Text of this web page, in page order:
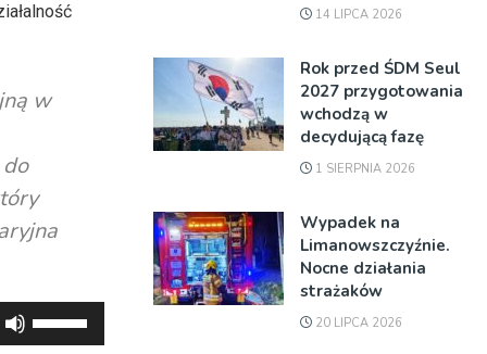
w
strzałek
14 LIPCA 2026
Rok przed ŚDM Seul
2027 przygotowania
wchodzą w
decydującą fazę
1 SIERPNIA 2026
Wypadek na
Limanowszczyźnie.
Nocne działania
strażaków
20 LIPCA 2026